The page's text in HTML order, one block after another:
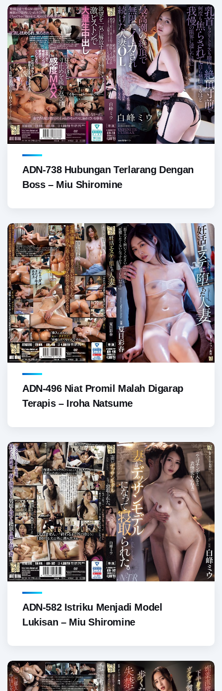
ADN-738 Hubungan Terlarang Dengan
Boss – Miu Shiromine
ADN-496 Niat Promil Malah Digarap
Terapis – Iroha Natsume
ADN-582 Istriku Menjadi Model
Lukisan – Miu Shiromine